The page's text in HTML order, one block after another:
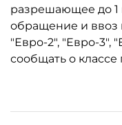
разрешающее до 1
обращение и ввоз
"Евро-2", "Евро-3",
сообщать о